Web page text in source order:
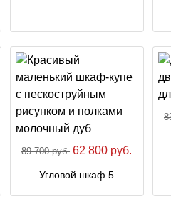
89 700 руб. 62 800 руб.
Угловой шкаф 5